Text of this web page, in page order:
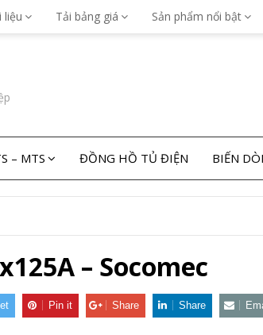
liệu Tải bảng giá Sản phẩm nổi bật
– MTS ĐỒNG HỒ TỦ ĐIỆN BIẾN
– Socomec
Pin it Share Share